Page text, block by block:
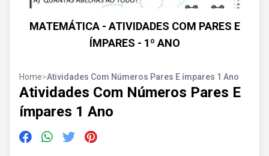
MATEMÁTICA - ATIVIDADES COM PARES E
ÍMPARES - 1º ANO
Home>Atividades Com Números Pares E ímpares 1 Ano
Atividades Com Números Pares E
ímpares 1 Ano